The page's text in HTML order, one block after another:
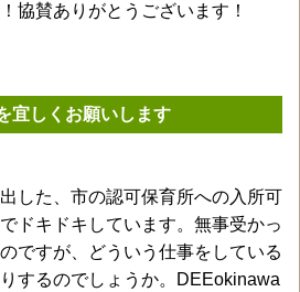
協賛ありがとうございます！
宜しくお願いします
した、市の認可保育所への入所可
ドキドキしています。無事受かっ
ですが、どういう仕事をしている
するのでしょうか。DEEokinawa